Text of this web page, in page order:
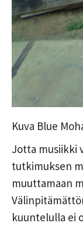
Kuva Blue
Jotta musiikki
tutkimuksen
muuttamaan
kuuntelulla ei